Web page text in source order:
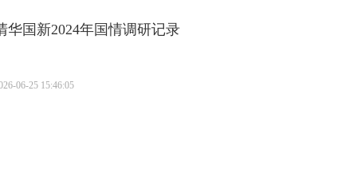
华国新2024年国情调研记录
06-25 15:46:05